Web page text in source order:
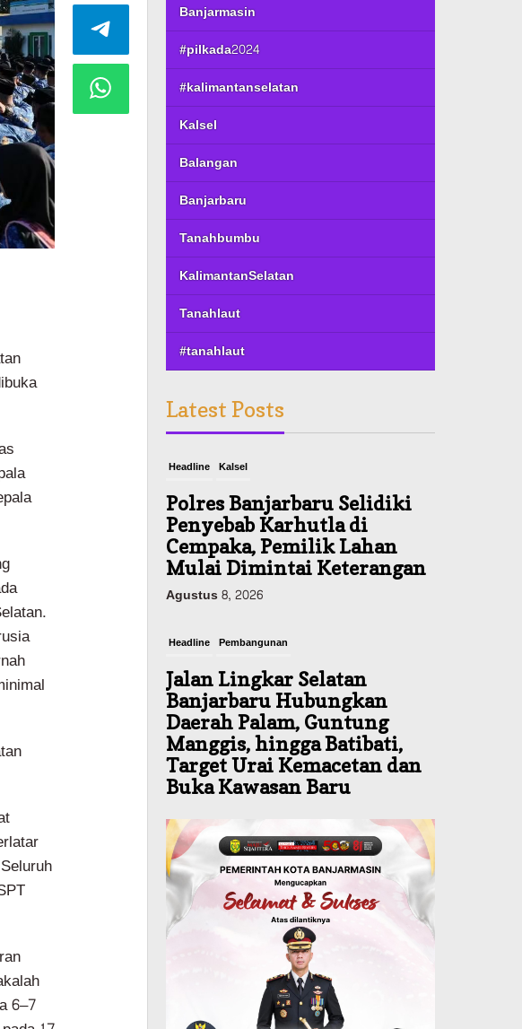
6–7
Banjarmasin
#pilkada2024
#kalimantanselatan
Kalsel
Balangan
Banjarbaru
Tanahbumbu
KalimantanSelatan
Tanahlaut
#tanahlaut
Latest Posts
Headline Kalsel
Polres Banjarbaru Selidiki
Penyebab Karhutla di
Cempaka, Pemilik Lahan
Mulai Dimintai Keterangan
Agustus 8, 2026
Headline Pembangunan
Jalan Lingkar Selatan
Banjarbaru Hubungkan
Daerah Palam, Guntung
Manggis, hingga Batibati,
Target Urai Kemacetan dan
Buka Kawasan Baru
Agustus 8, 2026
Headline
Panaskan Kembali Arena
Panjat Tebing, FPTI
Banjarmasin Siapkan
Sirkuit se-Kalsel
Agustus 8, 2026